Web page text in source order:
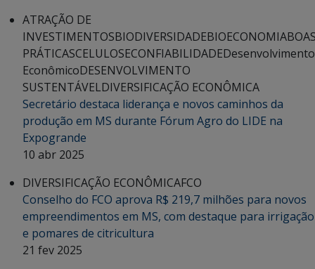
ATRAÇÃO DE
INVESTIMENTOSBIODIVERSIDADEBIOECONOMIA
PRÁTICASCELULOSECONFIABILIDADEDesenvolvimento
EconômicoDESENVOLVIMENTO
SUSTENTÁVELDIVERSIFICAÇÃO ECONÔMICA
Secretário destaca liderança e novos caminhos da
produção em MS durante Fórum Agro do LIDE na
Expogrande
10 abr 2025
DIVERSIFICAÇÃO ECONÔMICAFCO
Conselho do FCO aprova R$ 219,7 milhões para novos
empreendimentos em MS, com destaque para irrigação
e pomares de citricultura
21 fev 2025